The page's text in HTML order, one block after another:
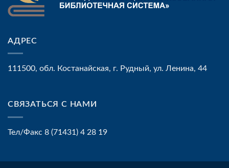
АДРЕС
111500, обл. Костанайская, г. Рудный, ул. Ленина, 44
СВЯЗАТЬСЯ С НАМИ
Тел/Факс 8 (71431) 4 28 19